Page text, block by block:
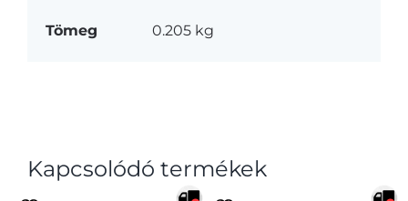
Tömeg 0.205 kg
Kapcsolódó termékek